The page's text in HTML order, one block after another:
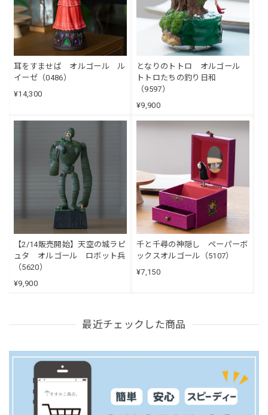
耳をすませば オルゴール ル
イーゼ（0486）
¥14,300
となりのトトロ オルゴール
トトロたちの釣り日和
（9597）
¥9,900
【2/14販売開始】天空の城ラピ
ュタ オルゴール ロボット兵
（5620）
¥9,900
千と千尋の神隠し ペーパーボ
ックスオルゴール（5107）
¥7,150
最近チェックした商品